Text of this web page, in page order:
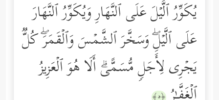
یُكَوِّرُ ٱلَّیۡلَ عَلَى ٱلنَّهَارِ وَیُكَوِّرُ ٱلنَّهَارَ
عَلَى ٱلَّیۡلِۖ وَسَخَّرَ ٱلشَّمۡسَ وَٱلۡقَمَرَۖ كُلࣱّ
یَجۡرِی لِأَجَلࣲ مُّسَمًّىۗ أَلَا هُوَ ٱلۡعَزِیزُ
﴿٥﴾